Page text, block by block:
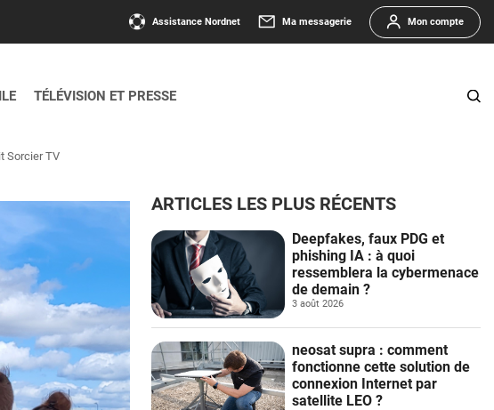
Assistance Nordnet Ma messagerie Mon compte
TÉLÉVISION ET PRESSE
Sorcier TV
ARTICLES LES PLUS RÉCENTS
Deepfakes, faux PDG et
phishing IA : à quoi
ressemblera la cybermenace
de demain ?
3 août 2026
neosat supra : comment
fonctionne cette solution de
connexion Internet par
satellite LEO ?